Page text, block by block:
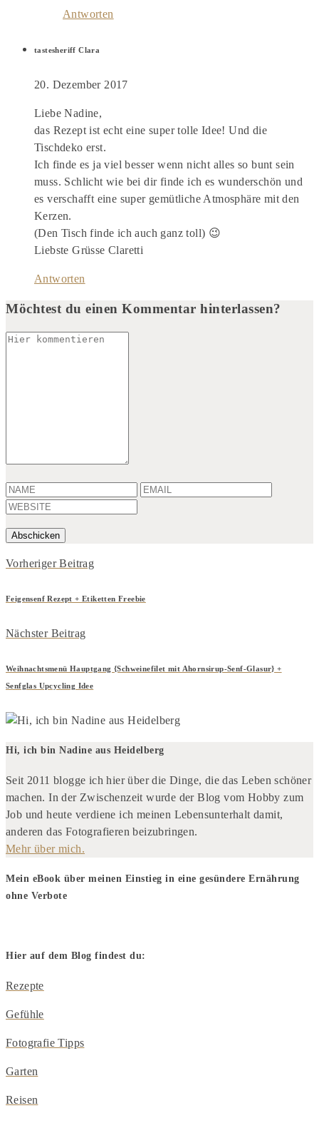
Antworten
tastesheriff Clara
20. Dezember 2017
Liebe Nadine,
das Rezept ist echt eine super tolle Idee! Und die
Tischdeko erst.
Ich finde es ja viel besser wenn nicht alles so bunt sein
muss. Schlicht wie bei dir finde ich es wunderschön und
es verschafft eine super gemütliche Atmosphäre mit den
Kerzen.
(Den Tisch finde ich auch ganz toll) 😉
Liebste Grüsse Claretti
Antworten
Möchtest du einen Kommentar hinterlassen?
Vorheriger Beitrag
Feigensenf Rezept + Etiketten Freebie
Nächster Beitrag
Weihnachtsmenü Hauptgang {Schweinefilet mit Ahornsirup-Senf-Glasur} +
Senfglas Upcycling Idee
Hi, ich bin Nadine aus Heidelberg
Seit 2011 blogge ich hier über die Dinge, die das Leben schöner
machen. In der Zwischenzeit wurde der Blog vom Hobby zum
Job und heute verdiene ich meinen Lebensunterhalt ­damit,
anderen das Fotografieren beizubringen.
Mehr über mich.
Mein eBook über meinen Einstieg in eine gesündere Ernährung
ohne Verbote
Hier auf dem Blog findest du:
Rezepte
Gefühle
Fotografie Tipps
Garten
Reisen